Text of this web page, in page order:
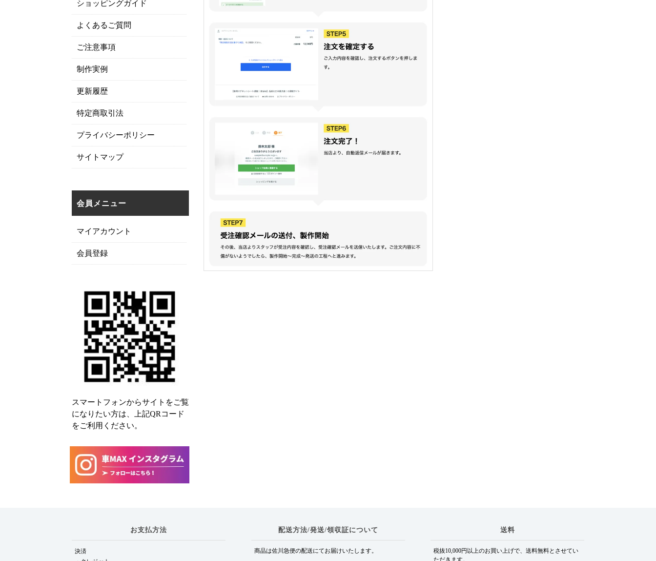
ショッピングガイド
よくあるご質問
ご注意事項
制作実例
更新履歴
特定商取引法
プライバシーポリシー
サイトマップ
会員メニュー
マイアカウント
会員登録
スマートフォンからサイトをご覧
になりたい方は、上記QRコード
をご利用ください。
お支払方法
決済
配送方法/発送/領収証について
商品は佐川急便の配送にてお届けいたします。
送料
税抜10,000円以上のお買い上げで、送料無料とさせてい